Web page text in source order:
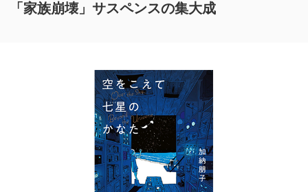
「家族崩壊」サスペンスの集大成